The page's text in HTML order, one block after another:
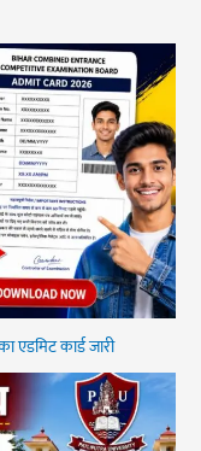
एडमिट कार्ड जारी